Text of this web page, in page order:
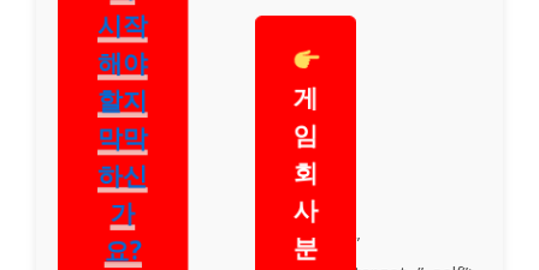
시작
해야
할지
막막
하신
가
요?
게
임
회
사
분
”